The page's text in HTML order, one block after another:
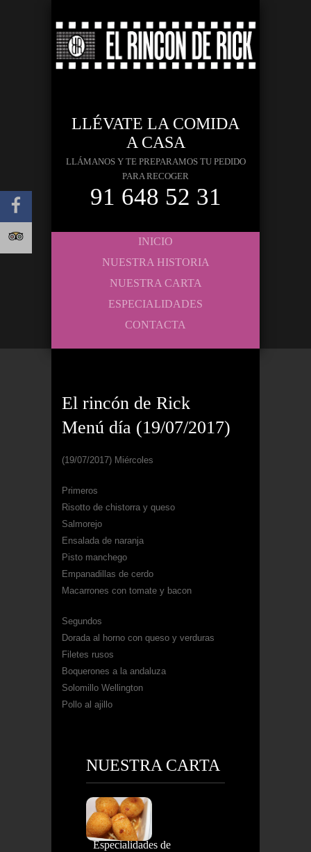
LLÉVATE LA COMIDA
A CASA
LLÁMANOS Y TE PREPARAMOS TU PEDIDO
PARA RECOGER
91 648 52 31
INICIO
NUESTRA HISTORIA
NUESTRA CARTA
ESPECIALIDADES
CONTACTA
El rincón de Rick
Menú día (19/07/2017)
(19/07/2017) Miércoles
Primeros
Risotto de chistorra y queso
Salmorejo
Ensalada de naranja
Pisto manchego
Empanadillas de cerdo
Macarrones con tomate y bacon
Segundos
Dorada al horno con queso y verduras
Filetes rusos
Boquerones a la andaluza
Solomillo Wellington
Pollo al ajillo
NUESTRA CARTA
Especialidades de